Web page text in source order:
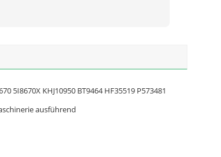
5I8670X KHJ10950 BT9464 HF35519 P573481
ausführend